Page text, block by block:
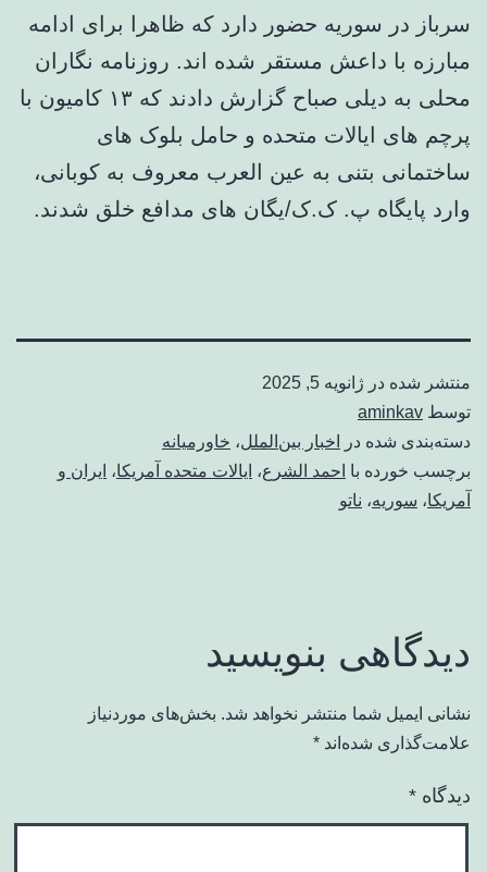
سرباز در سوریه حضور دارد که ظاهرا برای ادامه
مبارزه با داعش مستقر شده اند. روزنامه نگاران
محلی به دیلی صباح گزارش دادند که ۱۳ کامیون با
پرچم های ایالات متحده و حامل بلوک های
ساختمانی بتنی به عین العرب معروف به کوبانی،
وارد پایگاه پ. ک.ک/یگان های مدافع خلق شدند.
منتشر شده در ژانویه 5, 2025
توسط aminkav
دسته‌بندی شده در
اخبار بین‌الملل، خاورمیانه
برچسب خورده با احمد الشرع، ایالات متحده آمریکا، ایران و
آمریکا، سوریه، ناتو
دیدگاهی بنویسید
نشانی ایمیل شما منتشر نخواهد شد. بخش‌های موردنیاز
علامت‌گذاری شده‌اند *
دیدگاه *